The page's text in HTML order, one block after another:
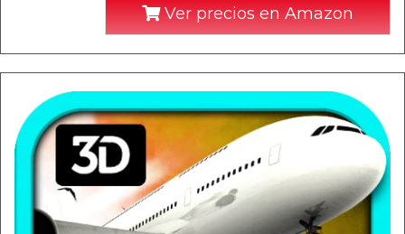
Ver precios en Amazon